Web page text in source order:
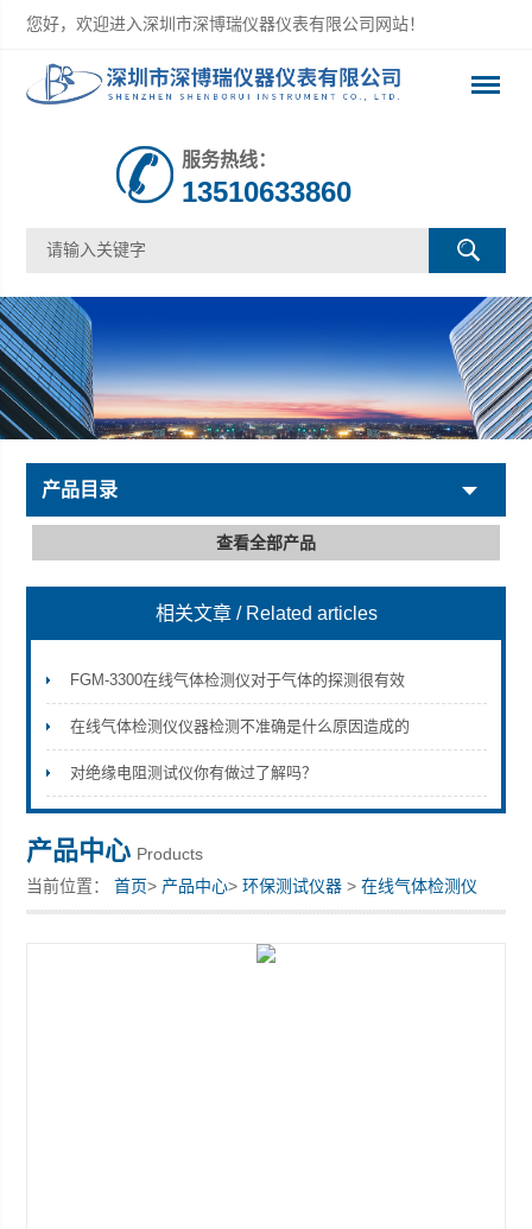
您好，欢迎进入深圳市深博瑞仪器仪表有限公司网站！
深圳市深博瑞仪器仪表有限公司
服务热线：
13510633860
产品目录
查看全部产品
相关文章 / Related articles
FGM-3300在线气体检测仪对于气体的探测很有效
在线气体检测仪仪器检测不准确是什么原因造成的
对绝缘电阻测试仪你有做过了解吗？
产品中心 Products
当前位置：首页> 产品中心>环保测试仪器 >在线气体检测仪